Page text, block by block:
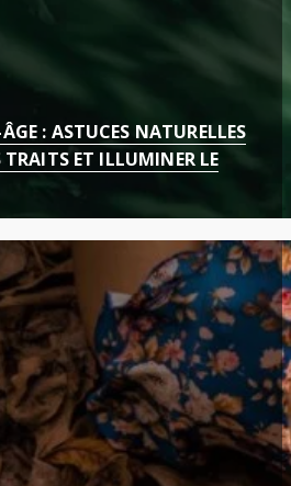
: ASTUCES NATURELLES
TRAITS ET ILLUMINER LE